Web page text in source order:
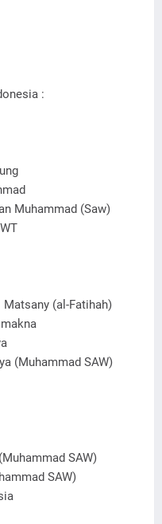
:
Muhammad (Saw)
Matsany (al-Fatihah)
(Muhammad SAW)
SAW)
SAW)